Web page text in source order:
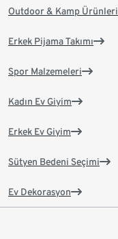
Outdoor & Kamp Ürünleri
Erkek Pijama Takımı
Spor Malzemeleri
Kadın Ev Giyim
Erkek Ev Giyim
Sütyen Bedeni Seçimi
Ev Dekorasyon